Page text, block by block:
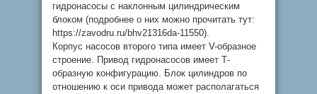
гидронасосы с наклонным цилиндрическим
блоком (подробнее о них можно прочитать тут:
https://zavodru.ru/bhv21316da-11550).
Корпус насосов второго типа имеет V-образное
строение. Привод гидронасосов имеет Т-
образную конфигурацию. Блок цилиндров по
отношению к оси привода может располагаться